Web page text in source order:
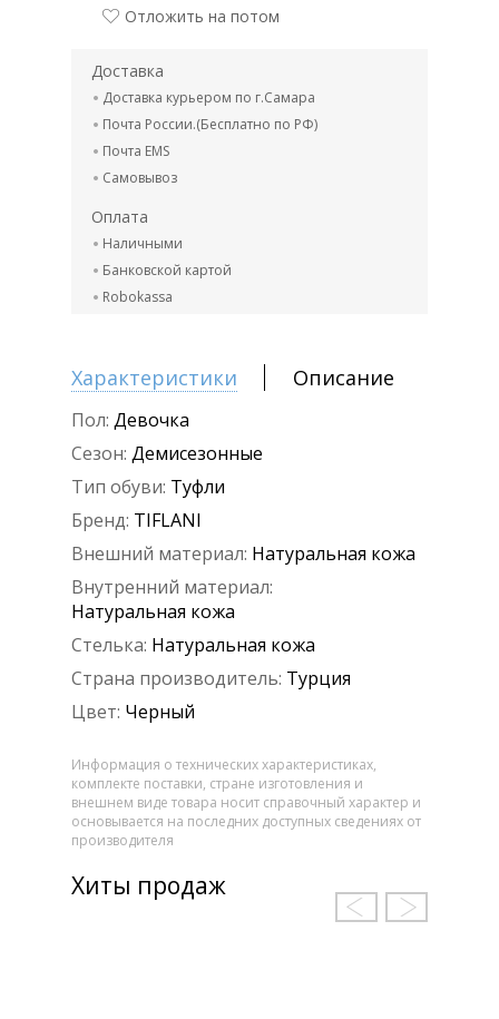
Отложить на потом
Доставка
Доставка курьером по г.Самара
Почта России.(Бесплатно по РФ)
Почта EMS
Самовывоз
Оплата
Наличными
Банковской картой
Robokassa
Характеристики Описание
Пол: Девочка
Сезон: Демисезонные
Тип обуви: Туфли
Бренд: TIFLANI
Внешний материал: Натуральная кожа
Внутренний материал:
Натуральная кожа
Стелька: Натуральная кожа
Страна производитель: Турция
Цвет: Черный
Информация о технических характеристиках,
комплекте поставки, стране изготовления и
внешнем виде товара носит справочный характер и
основывается на последних доступных сведениях от
производителя
Хиты продаж